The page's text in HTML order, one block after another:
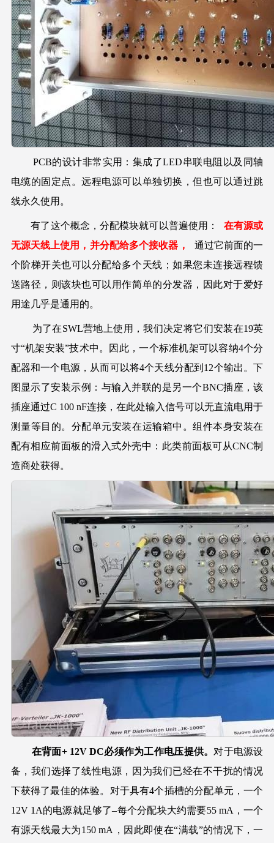
PCB的设计非常实用：集成了LED串联电阻以及同轴
电缆的固定点。远程电源可以单独切换，但也可以通过跳
线永久使用。
有了这个概念，分配模块就可以普遍使用：
在有源或
无源天线上使用，并分配给多个接收器，
通过它前面的一
个阶梯开关也可以分配给多个天线；如果您未连接远程馈
送路径，则该块也可以用作简单的分发器，因此对于爱好
用途几乎是通用的。
为了在SWL营地上使用，我们决定将它们安装在19英
寸“机架安装”技术中。因此，一个标准机架可以容纳4个分
配器和一个电源，从而可以将4个天线分配到12个输出。下
图显示了安装示例：与输入并联的是另一个BNC插座，该
插座通过C 100 nF连接，在此处输入信号可以无直流电用于
测量等目的。分配单元安装在运输箱中。组件本身安装在
配有相应前面板的滑入式外壳中：此类前面板可从CNC制
造商处获得。
在背面+ 12V DC必须作为工作电压提供。 对于电源设
备，我们选择了线性电源，因为我们已经在不干扰的情况
下获得了最佳的体验。对于具有4个插槽的分配单元，一个
12V 1A的电源就足够了–每个分配块大约需要55 mA，一个
有源天线最大为150 mA，因此即使在“满载”的情况下，一